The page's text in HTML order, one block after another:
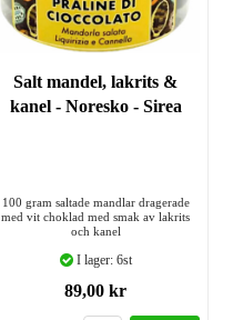
Salt mandel, lakrits &
kanel - Noresko - Sirea
100 gram saltade mandlar dragerade
med vit choklad med smak av lakrits
och kanel
I lager: 6st
89,00 kr